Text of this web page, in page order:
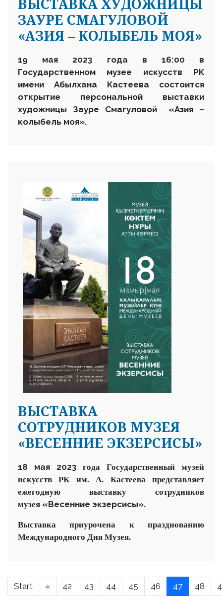
ВЫСТАВКА ХУДОЖНИЦЫ
ЗАУРЕ СМАГУЛОВОЙ
«АЗИЯ – КОЛЫБЕЛЬ МОЯ»
19 мая 2023 года в 16:00 в
Государственном музее искусств РК
имени Абылхана Кастеева состоится
открытие персональной выставки
художницы Зауре Смагуловой «Азия –
колыбель моя».
ВЫСТАВКА
СОТРУДНИКОВ МУЗЕЯ
«ВЕСЕННИЕ ЭКЗЕРСИСЫ»
18 мая 2023 года Государственный музей
искусств РК им. А. Кастеева
представляет
ежегодную выставку сотрудников
музея «Весенние экзерсисы».
Выставкаприурочена к празднованию
Международного Дня Музея.
Start « 42 43 44 45 46 47 48